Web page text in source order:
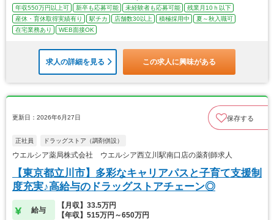
年収550万円以上可 新卒も応募可能 未経験者も応募可能
残業月10ｈ以下
産休・育休取得実績有り
駅チカ 店舗数30以上 積極採用中
夏～秋入職可
在宅業務あり
WEB面接OK
求人の詳細を見る この求人に興味がある
更新日：2026年6月27日 保存する
正社員 ドラッグストア（調剤併設）
ウエルシア薬局株式会社 ウエルシア西立川駅南口店の薬剤師求人
【東京都立川市】多彩なキャリアパスと子育て支援制
度充実♪高給与のドラッグストアチェーン◎
給与
【月収】33.5万円
【年収】515万円～650万円